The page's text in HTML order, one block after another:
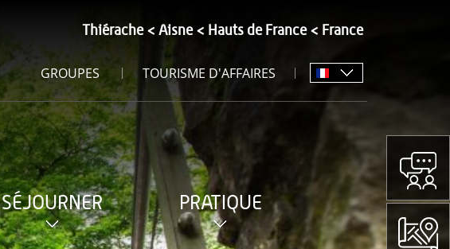
Thiérache Aisne Hauts de France France
GROUPES TOURISME D'AFFAIRES
SÉJOURNER PRATIQUE